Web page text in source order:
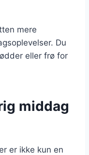
mere
Du
eller frø for
middag
er ikke kun en